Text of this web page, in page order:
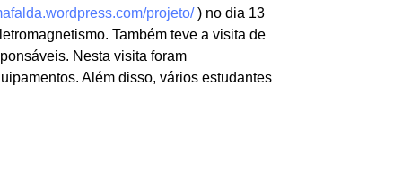
projeto/) no dia 13
Também teve a visita de
Nesta visita foram
Além disso, vários estudantes